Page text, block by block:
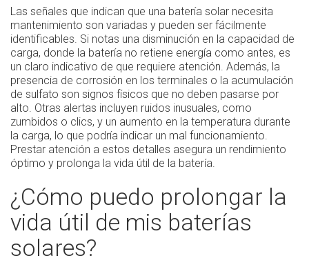
Las señales que indican que una batería solar necesita
mantenimiento son variadas y pueden ser fácilmente
identificables. Si notas una disminución en la capacidad de
carga, donde la batería no retiene energía como antes, es
un claro indicativo de que requiere atención. Además, la
presencia de corrosión en los terminales o la acumulación
de sulfato son signos físicos que no deben pasarse por
alto. Otras alertas incluyen ruidos inusuales, como
zumbidos o clics, y un aumento en la temperatura durante
la carga, lo que podría indicar un mal funcionamiento.
Prestar atención a estos detalles asegura un rendimiento
óptimo y prolonga la vida útil de la batería.
¿Cómo puedo prolongar la
vida útil de mis baterías
solares?